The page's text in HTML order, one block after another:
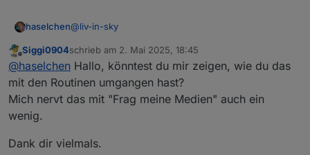
haselchen@liv-in-sky
Ich hab kein Problem ?!
Die Info war für@apollon77
War auf der Suche nach nem Programm, womit man
Hab MyMedia ne Woche probiert und habs dann für
Offline
Siggi0904schrieb am 2. Mai 2025, 18:45
zuletzt editiert von
@haselchen Hallo, könntest du mir zeigen, wie du das
mit den Routinen umgangen hast?
Mich nervt das mit "Frag meine Medien" auch ein
wenig.
Dank dir vielmals.